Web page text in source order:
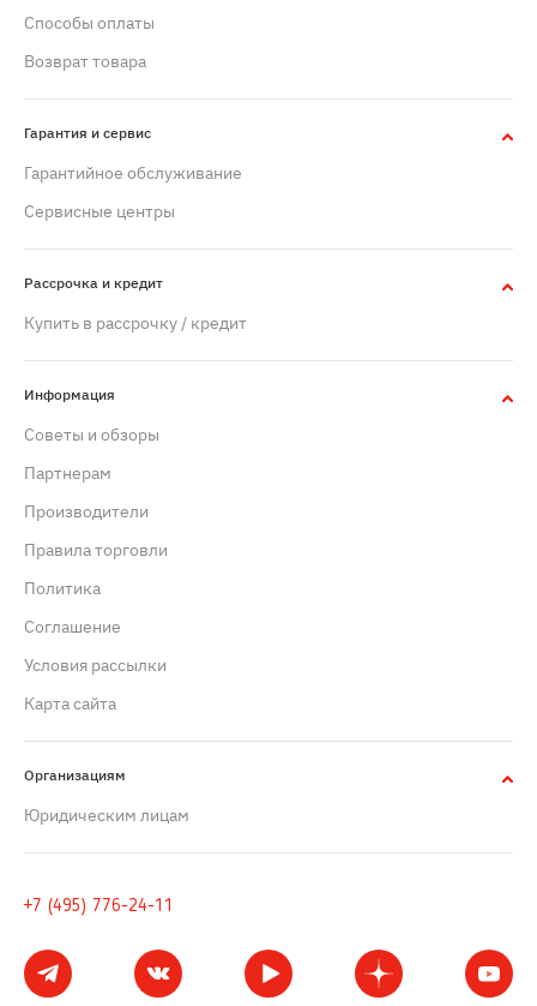
Способы оплаты
Возврат товара
Гарантия и сервис
Гарантийное обслуживание
Сервисные центры
Рассрочка и кредит
Купить в рассрочку / кредит
Информация
Советы и обзоры
Партнерам
Производители
Правила торговли
Политика
Cоглашение
Условия рассылки
Карта сайта
Организациям
Юридическим лицам
+7 (495) 776-24-11